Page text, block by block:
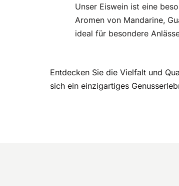
Unser Eiswein ist eine
Aromen von Mandarine,
ideal für besondere
Entdecken Sie die Vielfalt und
sich ein einzigartiges